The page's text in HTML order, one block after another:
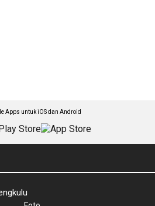
Apps untuk iOS dan Android